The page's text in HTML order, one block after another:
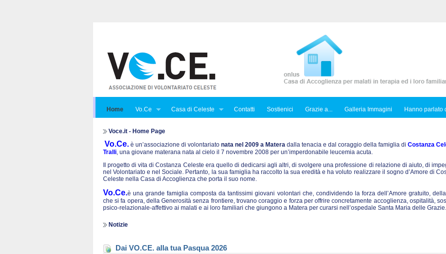
Home Vo.Ce Casa di Celeste Contatti Sostienici Grazie a... Galleria Immagini Hanno parlato
Voce.it - Home Page
Vo.Ce. è un’associazione di volontariato nata nel 2009 a Matera dalla tenacia e dal coraggio della famiglia di Costanza
Tralli, una giovane materana nata al cielo il 7 novembre 2008 per un’imperdonabile leucemia acuta.
Il progetto di vita di Costanza Celeste era quello di dedicarsi agli altri, di svolgere una professione di relazione di aiuto, di
nel Volontariato e nel Sociale. Pertanto, la sua famiglia ha raccolto la sua eredità e ha voluto realizzare il sogno d’Amore di
Celeste nella Casa di Accoglienza che porta il suo nome.
Vo.Ce.è una grande famiglia composta da tantissimi giovani volontari che, condividendo la forza dell’Amore gratuito,
che si fa opera, della Generosità senza frontiere, trovano coraggio e forza per offrire concretamente accoglienza, ospitalità,
psico-relazionale-affettivo ai malati e ai loro familiari che giungono a Matera per curarsi nell’ospedale Santa Maria delle Grazie.
Notizie
Dai VO.CE. alla tua Pasqua 2026